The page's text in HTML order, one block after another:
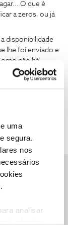
uma
segura.
nos
analisar
O que é
a zeros, ou já
disponibilidade
lhe foi enviado e
não há
o a remeter
NOS ou NIF para
para pedir a
os 30 dias